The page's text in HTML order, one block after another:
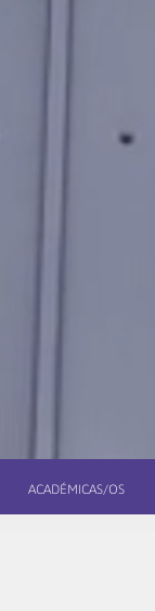
ACADÉMICAS/OS